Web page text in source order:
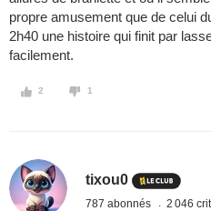
propre amusement que de celui
2h40 une histoire qui finit par
facilement.
2 1
tixou0
787 abonnés 2 046